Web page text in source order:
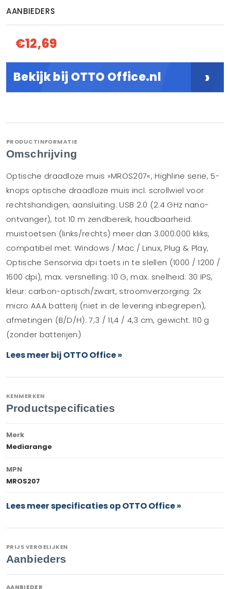
AANBIEDERS
€12,69
Bekijk bij OTTO Office.nl ›
PRODUCTINFORMATIE
Omschrijving
Optische draadloze muis »MROS207«, Highline serie, 5-
knops optische draadloze muis incl. scrollwiel voor
rechtshandigen, aansluiting: USB 2.0 (2.4 GHz nano-
ontvanger), tot 10 m zendbereik, houdbaarheid:
muistoetsen (links/rechts) meer dan 3.000.000 kliks,
compatibel met: Windows / Mac / Linux, Plug & Play,
Optische Sensorvia dpi toets in te slellen (1000 / 1200 /
1600 dpi), max. versnelling: 10 G, max. snelheid: 30 IPS,
kleur: carbon-optisch/zwart, stroomverzorging: 2x
micro AAA batterij (niet in de levering inbegrepen),
afmetingen (B/D/H): 7,3 / 11,4 / 4,3 cm, gewicht: 110 g
(zonder batterijen)
Lees meer bij OTTO Office »
KENMERKEN
Productspecificaties
Merk
Mediarange
MPN
MROS207
Lees meer specificaties op OTTO Office »
PRIJS VERGELIJKEN
Aanbieders